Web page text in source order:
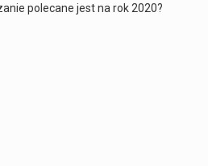
polecane jest na rok 2020?